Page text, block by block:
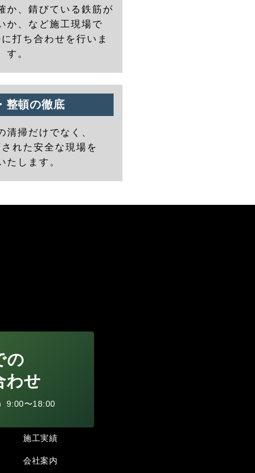
か、錆びている鉄筋が
か、など施工現場で
打ち合わせを行いま
す。
整頓の徹底
清掃だけでなく、
れた安全な現場を
たします。
の
わせ
9:00〜18:00
施工実績
会社案内